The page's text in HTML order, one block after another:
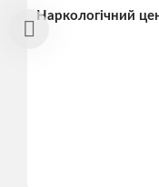
Наркологічний